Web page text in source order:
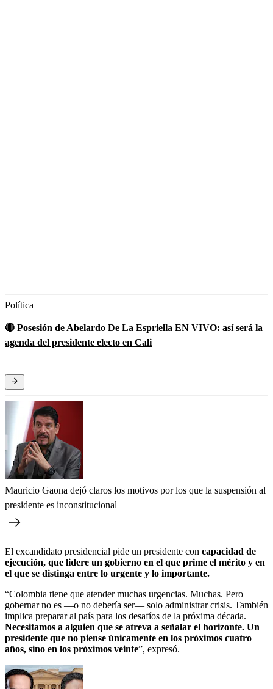
Política
🔴 Posesión de Abelardo De La Espriella EN VIVO: así será la
agenda del presidente electo en Cali
Mauricio Gaona dejó claros los motivos por los que la suspensión al
presidente es inconstitucional
El excandidato presidencial pide un presidente con capacidad de
ejecución, que lidere un gobierno en el que prime el mérito y en
el que se distinga entre lo urgente y lo importante.
“Colombia tiene que atender muchas urgencias. Muchas. Pero
gobernar no es —o no debería ser— solo administrar crisis. También
implica preparar al país para los desafíos de la próxima década.
Necesitamos a alguien que se atreva a señalar el horizonte. Un
presidente que no piense únicamente en los próximos cuatro
años, sino en los próximos veinte”, expresó.